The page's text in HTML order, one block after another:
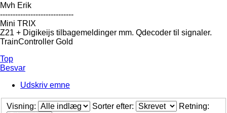
Mvh Erik
-----------------------------
Mini TRIX
Z21 + Digikeijs tilbagemeldinger mm. Qdecoder til signaler.
TrainController Gold
Top
Besvar
Udskriv emne
Visning: Sorter efter: Retning: